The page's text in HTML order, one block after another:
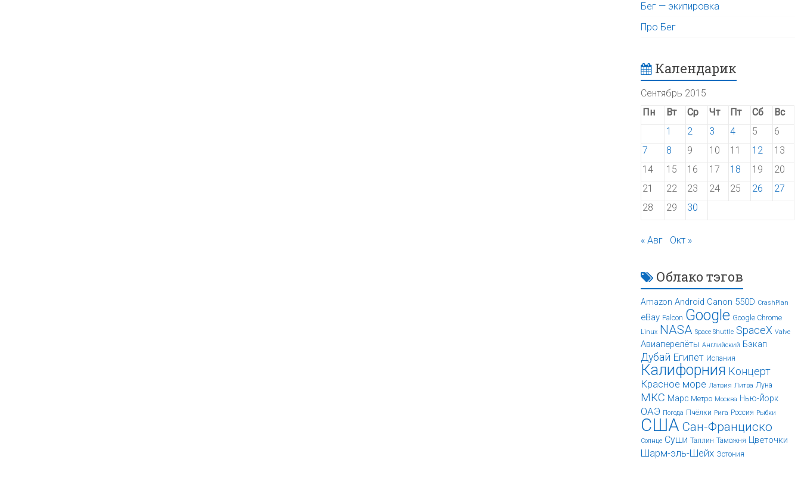
Бег — экипировка
Про Бег
Календарик
Сентябрь 2015
Пн
Вт Ср Чт Пт Сб
Вс
1
2 3 4 5
6
7
8 9 10 11 12
13
14
15 16 17 18 19
20
21
22 23 24 25 26
27
28
29 30
« Авг Окт »
Облако тэгов
Amazon Android Canon 550D CrashPlan
eBay Falcon Google Google Chrome
Linux NASA Space Shuttle SpaceX Valve
Авиаперелёты Английский Бэкап
Дубай Египет Испания
Калифорния Концерт
Красное море Латвия Литва Луна
МКС Марс Метро Москва Нью-Йорк
ОАЭ Погода Пчёлки Рига Россия Рыбки
США Сан-Франциско
Солнце Суши Таллин Таможня Цветочки
Шарм-эль-Шейх Эстония